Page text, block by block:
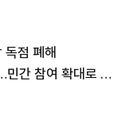
점 폐해
베트남 정부, 금 시장 독점 체제 종료…민간 참여 확대로 투명성 강화